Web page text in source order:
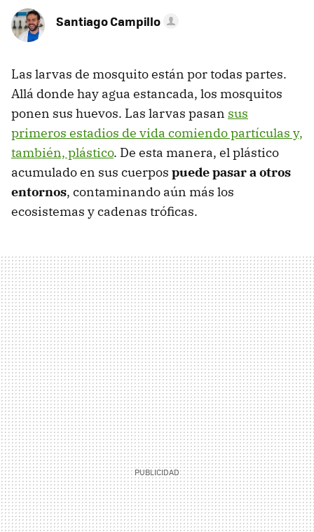
Santiago Campillo
Las larvas de mosquito están por todas partes.
Allá donde hay agua estancada, los mosquitos
ponen sus huevos. Las larvas pasan sus
primeros estadios de vida comiendo partículas y,
también, plástico. De esta manera, el plástico
acumulado en sus cuerpos puede pasar a otros
entornos, contaminando aún más los
ecosistemas y cadenas tróficas.